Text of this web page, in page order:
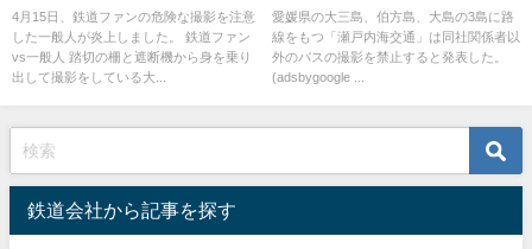
黙ってろ｣｢制動試験だから止ま
るのは当たり前｣
4月15日、鉄道ファンの危険な撮影を注意
した一般人が炎上しました。 鉄道ファン
vs一般人 踏切の柵と遮断機から身を乗り
出して撮影をしている大...
ても考える
愛媛県の大三島、伯方島、大島の3島に路
線をもつ「瀬戸内海交通」は同社関係者以
外のバスの撮影を禁止すると発表した。
(adsbygoogle ...
鉄道会社から記事を探す